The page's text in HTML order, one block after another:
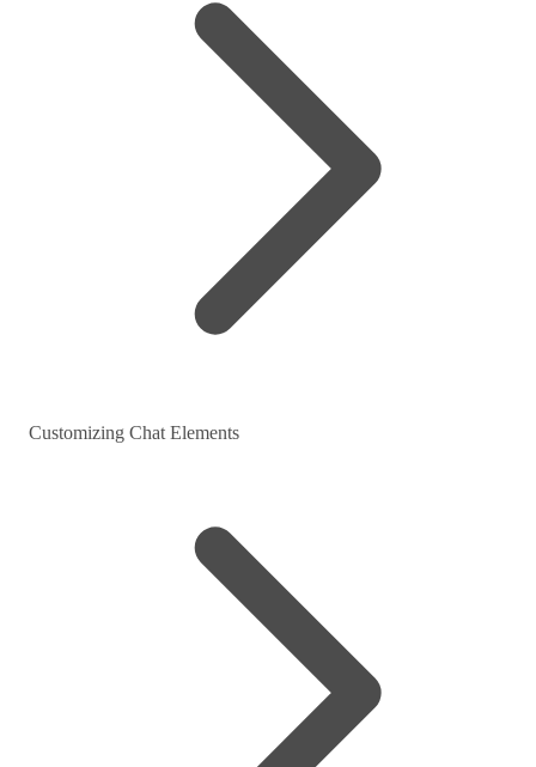
Customizing Chat Elements